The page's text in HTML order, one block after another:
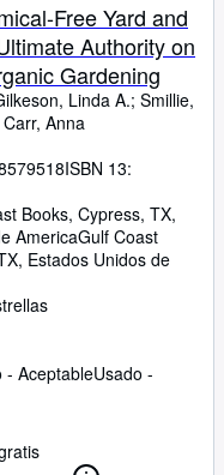
Free Yard and
Authority on
Gardening
Linda A.; Smillie,
Carr, Anna
ISBN 13:
Books, Cypress, TX,
AmericaGulf Coast
Estados Unidos de
- AceptableUsado -